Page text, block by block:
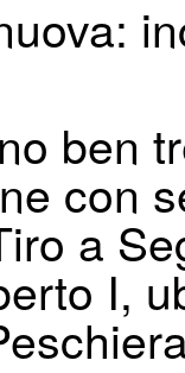
ben
con
a
I,